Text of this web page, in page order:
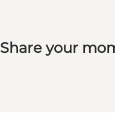
Share your